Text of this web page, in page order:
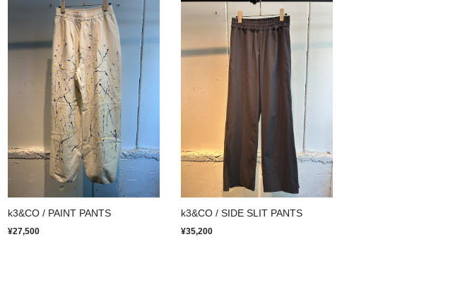
k3&CO / PAINT PANTS
¥27,500
k3&CO / SIDE SLIT PANTS
¥35,200